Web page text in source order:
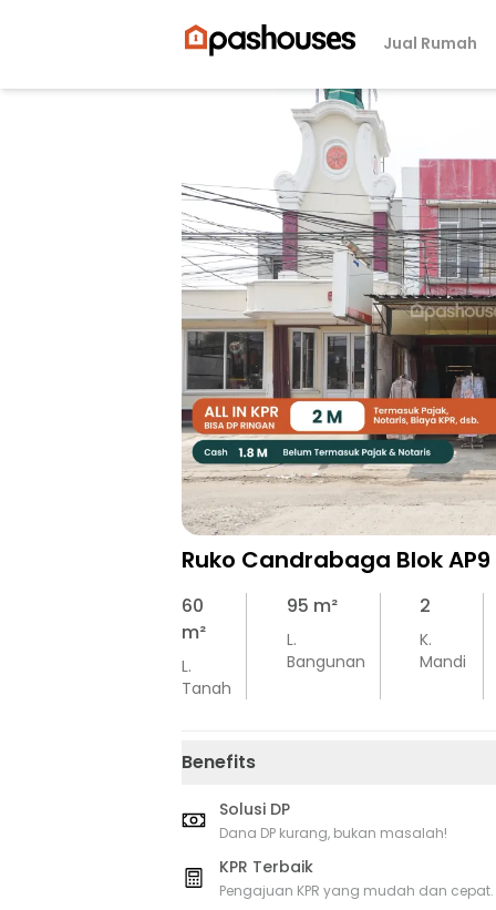
Jual Rumah
Ruko Candrabaga Blok AP9
60
m²
L.
Tanah
95 m²
L.
Bangunan
2
K.
Mandi
Benefits
Solusi DP
Dana DP kurang, bukan masalah!
KPR Terbaik
Pengajuan KPR yang mudah dan cepat.